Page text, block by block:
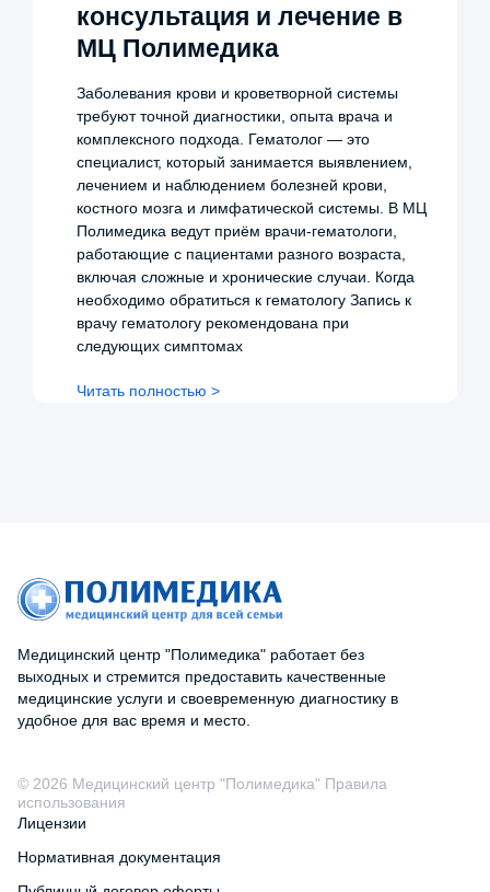
консультация и лечение в
МЦ Полимедика
Заболевания крови и кроветворной системы
требуют точной диагностики, опыта врача и
комплексного подхода. Гематолог — это
специалист, который занимается выявлением,
лечением и наблюдением болезней крови,
костного мозга и лимфатической системы. В МЦ
Полимедика ведут приём врачи-гематологи,
работающие с пациентами разного возраста,
включая сложные и хронические случаи. Когда
необходимо обратиться к гематологу Запись к
врачу гематологу рекомендована при
следующих симптомах
Читать полностью >
Медицинский центр "Полимедика" работает без
выходных и стремится предоставить качественные
медицинские услуги и своевременную диагностику в
удобное для вас время и место.
© 2026 Медицинский центр "Полимедика" Правила
использования
Лицензии
Нормативная документация